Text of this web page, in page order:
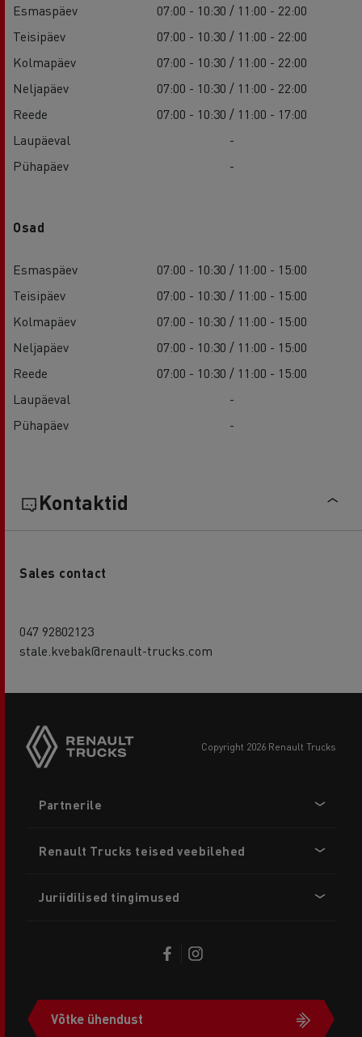
Esmaspäev
07:00 - 10:30 / 11:00 - 22:00
Teisipäev
07:00 - 10:30 / 11:00 - 22:00
Kolmapäev
07:00 - 10:30 / 11:00 - 22:00
Neljapäev
07:00 - 10:30 / 11:00 - 22:00
Reede
07:00 - 10:30 / 11:00 - 17:00
Laupäeval
-
Pühapäev
-
Osad
Esmaspäev
07:00 - 10:30 / 11:00 - 15:00
Teisipäev
07:00 - 10:30 / 11:00 - 15:00
Kolmapäev
07:00 - 10:30 / 11:00 - 15:00
Neljapäev
07:00 - 10:30 / 11:00 - 15:00
Reede
07:00 - 10:30 / 11:00 - 15:00
Laupäeval
-
Pühapäev
-
Kontaktid
Sales contact
047 92802123
stale.kvebak@renault-trucks.com
copyright 2026 Renault Trucks
menu
Partnerile
Renault Trucks teised veebilehed
Juriidilised tingimused
Võtke ühendust